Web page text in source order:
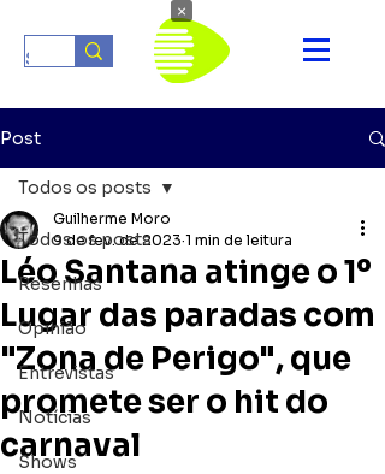
Post
Todos os posts
Resenhas
Opinião
Entrevistas
Notícias
Shows
Todos os posts
Léo Santana atinge o 1º
Lugar das paradas com
"Zona de Perigo", que
promete ser o hit do
carnaval
Guilherme Moro
9 de fev. de 2023 1 min de leitura
×